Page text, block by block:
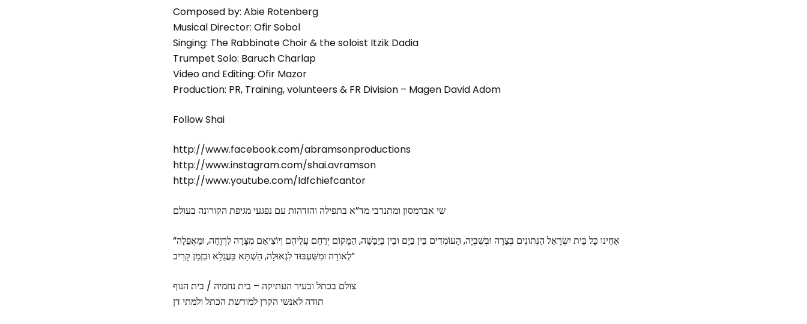
Composed by: Abie Rotenberg
Musical Director: Ofir Sobol
Singing: The Rabbinate Choir & the soloist Itzik Dadia
Trumpet Solo: Baruch Charlap
Video and Editing: Ofir Mazor
Production: PR, Training, volunteers & FR Division – Magen David Adom
Follow Shai
http://www.facebook.com/abramsonproductions
http://www.instagram.com/shai.avramson
http://www.youtube.com/Idfchiefcantor
שי אברמסון ומתנדבי מד”א בתפילה והזדהות עם נפגעי מגיפת הקורונה בעולם
“אַחֵינוּ כָּל בֵּית יִשְׂרָאֵל הַנְּתוּנִים בְּצָרָה וּבְשִּׁבְיָה, הָעוֹמְדִים בֵּין בַּיָם וּבֵין בַּיַּבָּשָׁה, הַמָּקוֹם יְרַחֵם עֲלֵיהֶם וְיוֹצִיאֵם מִצָּרָה לִרְוָחָה, וּמֵּאֲפֵלָה
לְאוֹרָה וּמִשִּׁעְבּוּד לִגְאוּלָּה, הַשְׁתָּא בַּעֲגַלָא וּבִזְמַן קָרִיב”
צולם בכתל ובעיר העתיקה – בית נחמיה / בית הנוף
תודה לאנשי הקרן למורשת הכתל ולמתי דן